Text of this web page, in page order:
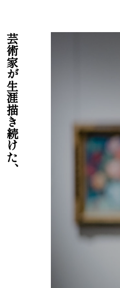
芸術家が生涯描き続けた、